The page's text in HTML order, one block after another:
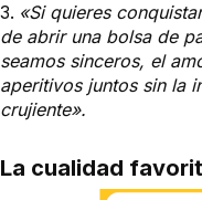
«Si quieres
de abrir una bolsa de
seamos sinceros, el
aperitivos juntos sin la
crujiente».
La cualidad